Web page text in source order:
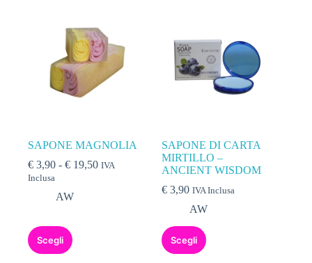
SAPONE MAGNOLIA
€ 3,90 - € 19,50 IVA
Inclusa
AW
Scegli
SAPONE DI CARTA
MIRTILLO –
ANCIENT WISDOM
€ 3,90 IVA Inclusa
AW
Scegli